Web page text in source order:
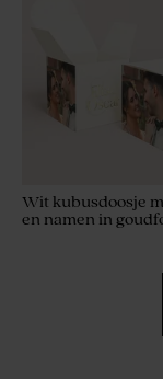
Wit kubusdoosje
en namen in